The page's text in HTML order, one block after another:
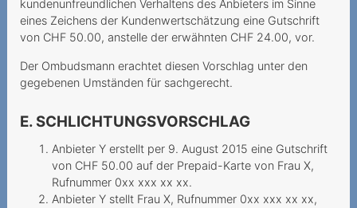
kundenunfreundlichen Verhaltens des Anbieters im Sinne
eines Zeichens der Kundenwertschätzung eine Gutschrift
von CHF 50.00, anstelle der erwähnten CHF 24.00, vor.
Der Ombudsmann erachtet diesen Vorschlag unter den
gegebenen Umständen für sachgerecht.
E. SCHLICHTUNGSVORSCHLAG
Anbieter Y erstellt per 9. August 2015 eine Gutschrift
von CHF 50.00 auf der Prepaid-Karte von Frau X,
Rufnummer 0xx xxx xx xx.
Anbieter Y stellt Frau X, Rufnummer 0xx xxx xx xx,
Keine eheliche
Vertretungsbefugnis
publique et droit de
révocation
Modification de contrat et
erreur sur le prix
d’abonnement
2018